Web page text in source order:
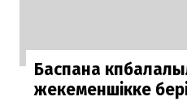
Баспана
жекеменшікке